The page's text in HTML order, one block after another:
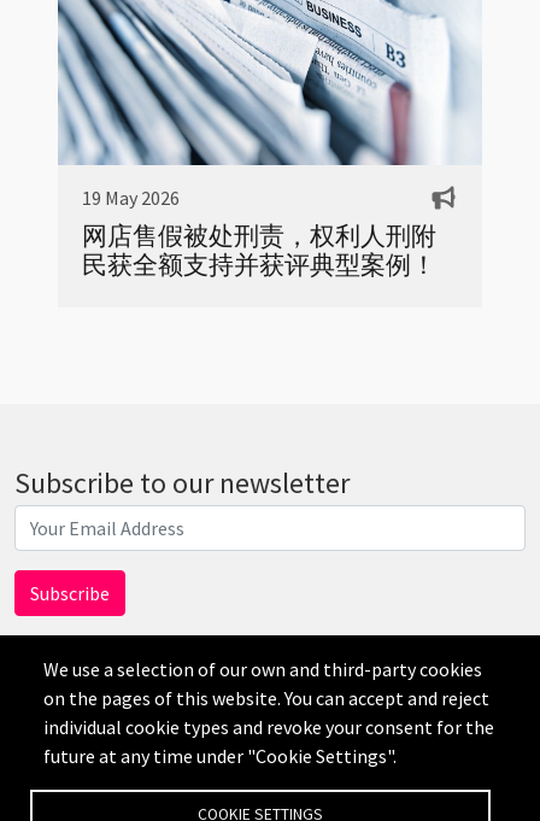
19 May 2026
网店售假被处刑责，权利人刑附
民获全额支持并获评典型案例！
Subscribe to our newsletter
免责声明 隐私政策 Credits
AI
We use a selection of our own and third-party cookies
on the pages of this website. You can accept and reject
individual cookie types and revoke your consent for the
future at any time under "Cookie Settings".
COOKIE SETTINGS